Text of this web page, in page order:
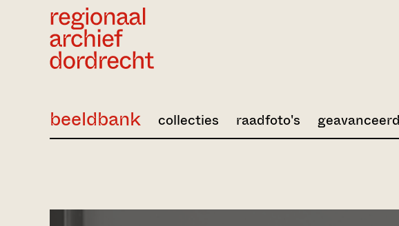
beeldbank collecties raadfoto's